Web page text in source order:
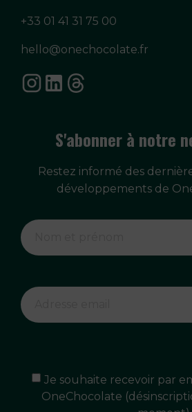
+33 01 41 31 75 00
hello@onechocolate.fr
S'abonner à notre
Restez informé des
développements de
Je souhaite recevoir par
OneChocolate